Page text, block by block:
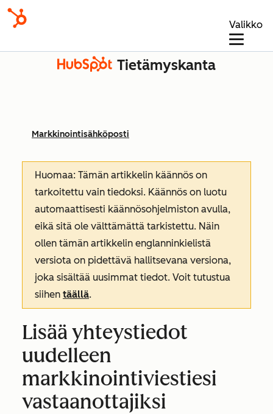
Valikko
Tietämyskanta
Markkinointisähköposti
Huomaa: Tämän artikkelin käännös on
tarkoitettu vain tiedoksi. Käännös on luotu
automaattisesti käännösohjelmiston avulla,
eikä sitä ole välttämättä tarkistettu. Näin
ollen tämän artikkelin englanninkielistä
versiota on pidettävä hallitsevana versiona,
joka sisältää uusimmat tiedot. Voit tutustua
siihen täällä.
Lisää yhteystiedot
uudelleen
markkinointiviestiesi
vastaanottajiksi